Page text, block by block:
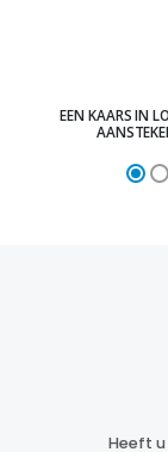
EEN KAARS IN
Heeft